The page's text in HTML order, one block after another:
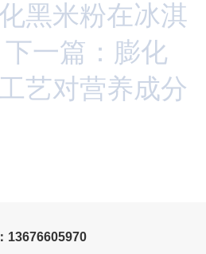
黑米粉在冰淇
下一篇：膨化
艺对营养成分
13676605970